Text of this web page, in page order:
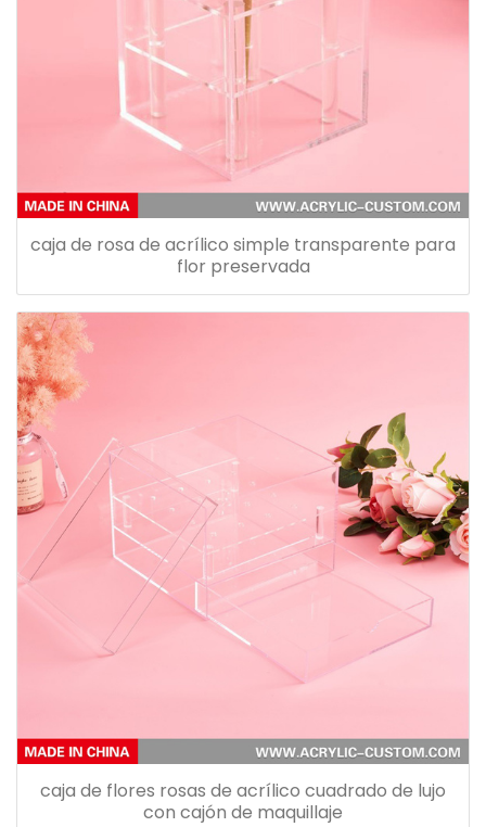
caja de rosa de acrílico simple transparente para
flor preservada
caja de flores rosas de acrílico cuadrado de lujo
con cajón de maquillaje